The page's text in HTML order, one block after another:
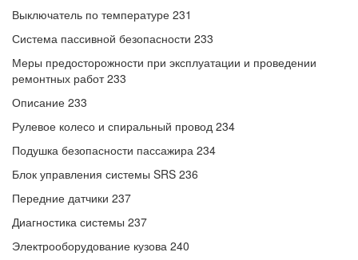
Выключатель по температуре 231
Система пассивной безопасности 233
Меры предосторожности при эксплуатации и проведении
ремонтных работ 233
Описание 233
Рулевое колесо и спиральный провод 234
Подушка безопасности пассажира 234
Блок управления системы SRS 236
Передние датчики 237
Диагностика системы 237
Электрооборудование кузова 240